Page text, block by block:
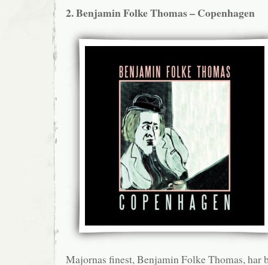
2. Benjamin Folke Thomas – Copenhagen
Majornas finest, Benjamin Folke Thomas, har